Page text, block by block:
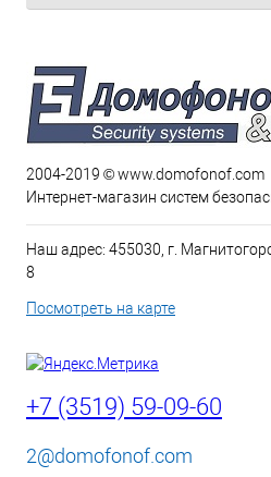
2004-2019 © www.domofonof.com
Интернет-магазин систем
Наш адрес: 455030, г.
8
Посмотреть на карте
+7 (3519) 59-09-60
2@domofonof.com